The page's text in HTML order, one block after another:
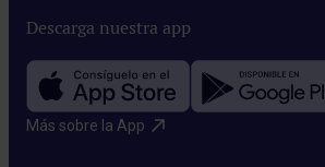
Descarga nuestra app
Más sobre la App​